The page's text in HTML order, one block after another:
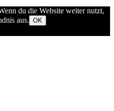
du die Website weiter nutzt,
aus. OK